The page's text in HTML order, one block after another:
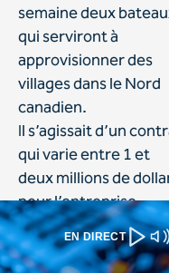
EN DIRECT